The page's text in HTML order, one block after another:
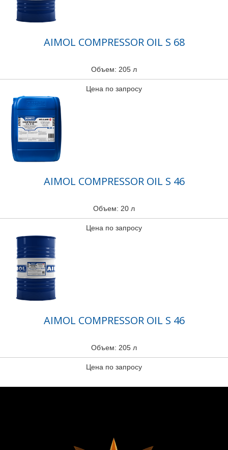
AIMOL COMPRESSOR OIL S 68
Объем: 205 л
Цена по запросу
AIMOL COMPRESSOR OIL S 46
Объем: 20 л
Цена по запросу
AIMOL COMPRESSOR OIL S 46
Объем: 205 л
Цена по запросу